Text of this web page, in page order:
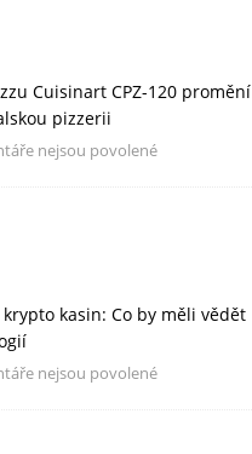
Cuisinart CPZ-120 promění
pizzerii
nejsou povolené
kasin: Co by měli vědět
nejsou povolené